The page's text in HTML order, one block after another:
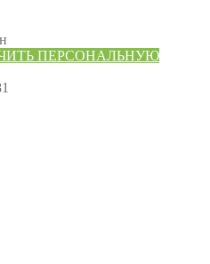
ПЕРСОНАЛЬНУЮ